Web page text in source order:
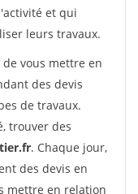
et qui
leurs travaux.
vous mettre en
des devis
de travaux.
trouver des
. Chaque jour,
des devis en
mettre en relation